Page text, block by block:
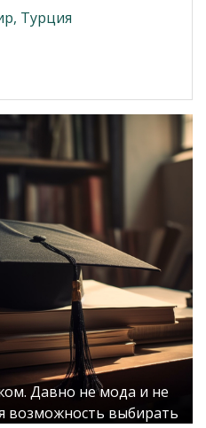
Турция
Давно не мода и не
возможность выбирать